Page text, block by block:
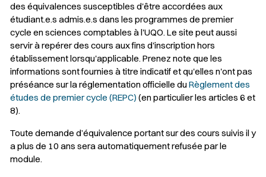
des équivalences susceptibles d'être accordées aux
étudiant.e.s admis.e.s dans les programmes de premier
cycle en sciences comptables à l'UQO. Le site peut aussi
servir à repérer des cours aux fins d'inscription hors
établissement lorsqu'applicable. Prenez note que les
informations sont fournies à titre indicatif et qu'elles n'ont pas
préséance sur la réglementation officielle du Règlement des
études de premier cycle (REPC) (en particulier les articles 6 et
8).
Toute demande d’équivalence portant sur des cours suivis il y
a plus de 10 ans sera automatiquement refusée par le
module.